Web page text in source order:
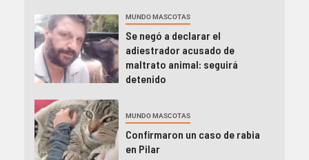
MUNDO MASCOTAS
Se negó a declarar el
adiestrador acusado de
maltrato animal: seguirá
detenido
MUNDO MASCOTAS
Confirmaron un caso de rabia
en Pilar